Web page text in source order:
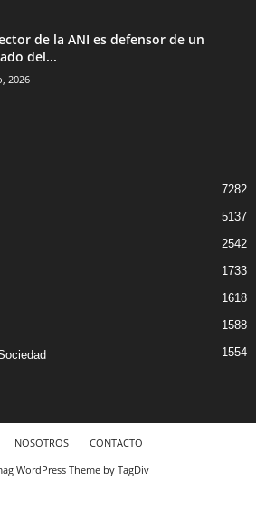
de la ANI es defensor de un
del...
2026
7282
5137
2542
1733
1618
1588
1554
NOSOTROS
CONTACTO
WordPress Theme by TagDiv